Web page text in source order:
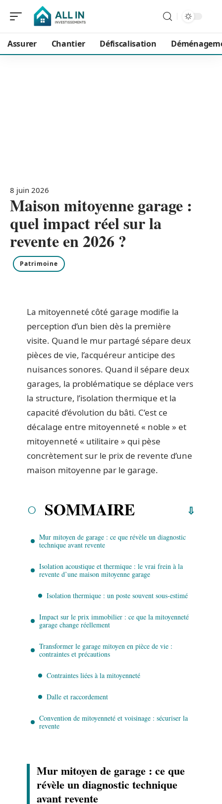
Assurer Chantier Défiscalisation
8 juin 2026
Maison mitoyenne garage :
quel impact réel sur la
revente en 2026 ?
Patrimoine
La mitoyenneté côté garage modifie la
perception d’un bien dès la première
visite. Quand le mur partagé sépare deux
pièces de vie, l’acquéreur anticipe des
nuisances sonores. Quand il sépare deux
garages, la problématique se déplace vers
la structure, l’isolation thermique et la
capacité d’évolution du bâti. C’est ce
décalage entre mitoyenneté « noble » et
mitoyenneté « utilitaire » qui pèse
concrètement sur le prix de revente d’une
maison mitoyenne par le garage.
SOMMAIRE
Mur mitoyen de garage : ce que révèle un diagnostic
technique avant revente
Isolation acoustique et thermique : le vrai frein à la
revente d’une maison mitoyenne garage
Isolation thermique : un poste souvent sous-estimé
Impact sur le prix immobilier : ce que la mitoyenneté
garage change réellement
Transformer le garage mitoyen en pièce de vie :
contraintes et précautions
Contraintes liées à la mitoyenneté
Dalle et raccordement
Convention de mitoyenneté et voisinage : sécuriser la
revente
Mur mitoyen de garage : ce que
révèle un diagnostic technique
avant revente